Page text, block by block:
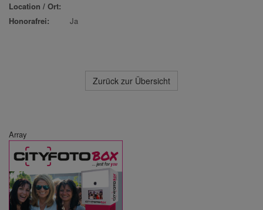
Location / Ort:
Honorafrei:
Ja
Zurück zur Übersicht
Array